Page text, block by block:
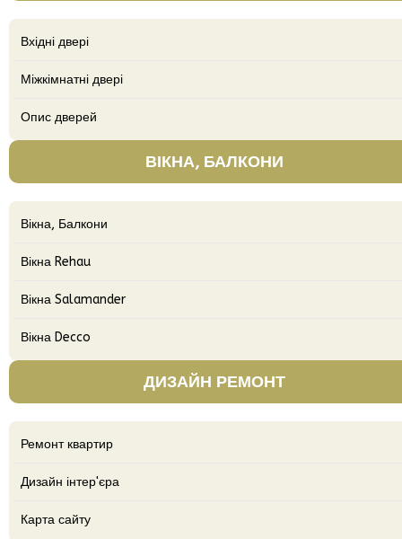
Вхідні двері
Міжкімнатні двері
Опис дверей
ВІКНА, БАЛКОНИ
Вікна, Балкони
Вікна Rehau
Вікна Salamander
Вікна Decco
ДИЗАЙН РЕМОНТ
Ремонт квартир
Дизайн інтер'єра
Карта сайту